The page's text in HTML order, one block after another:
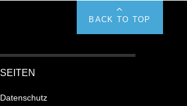
BACK TO TOP
SEITEN
Datenschutz